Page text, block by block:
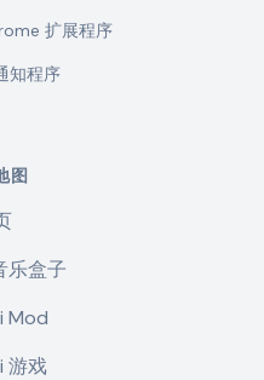
扩展程序
知程序
图
乐盒子
Mod
游戏